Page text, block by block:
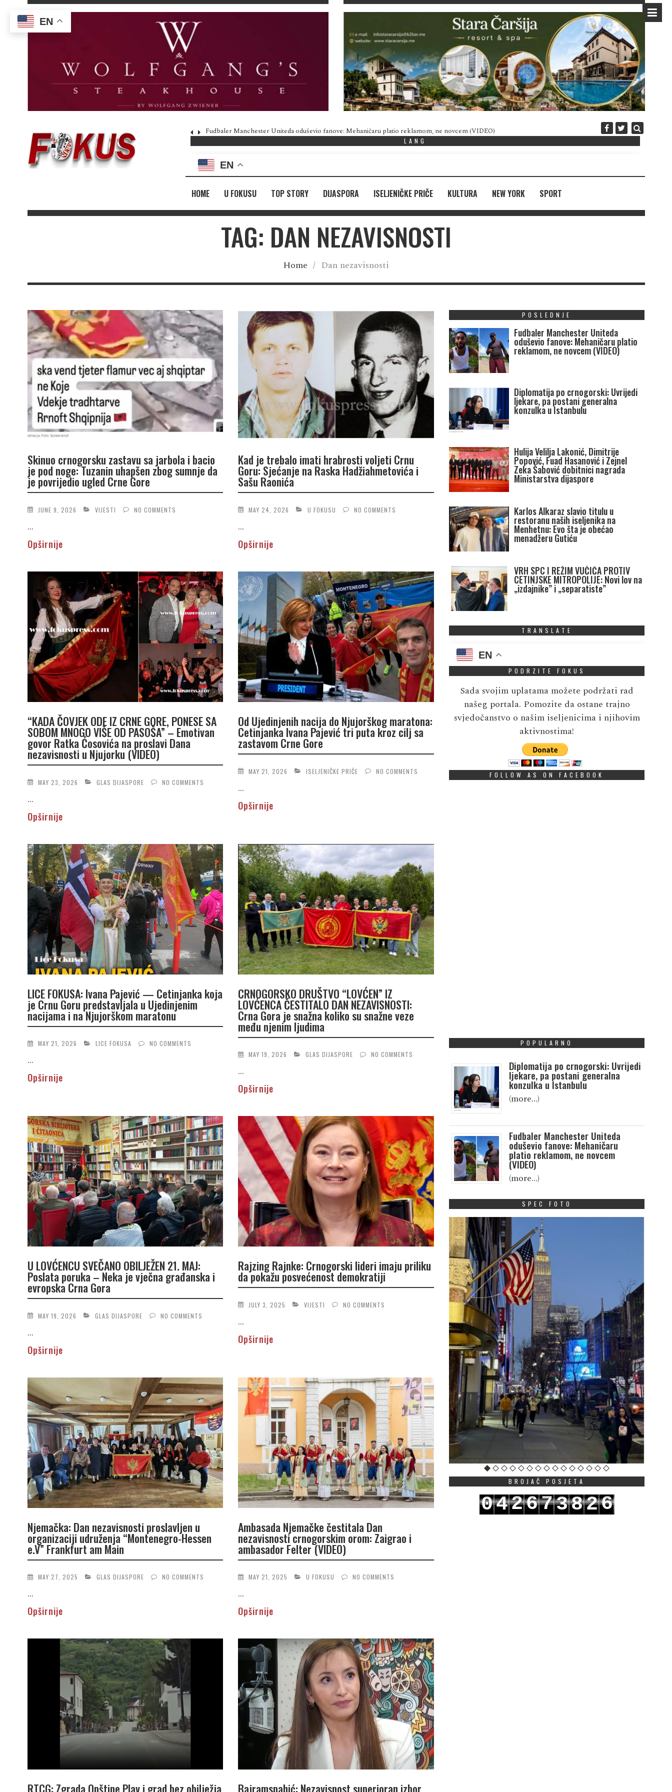
Fudbaler Manchester Uniteda oduševio fanove: Mehaničaru platio reklamom, ne novcem (VIDEO) Diplomatija po
LANG
EN
HOME U FOKUSU TOP STORY DIJASPORA ISELJENIČKE PRIČE KULTURA NEW YORK SPORT
TAG: DAN NEZAVISNOSTI
Home / Dan nezavisnosti
Skinuo crnogorsku zastavu sa jarbola i bacio
je pod noge: Tuzanin uhapšen zbog sumnje da
je povrijedio ugled Crne Gore
JUNE 9, 2026 VIJESTI NO COMMENTS
...
Opširnije
Kad je trebalo imati hrabrosti voljeti Crnu
Goru: Sjećanje na Raska Hadžiahmetovića i
Sašu Raonića
MAY 24, 2026 U FOKUSU NO COMMENTS
...
Opširnije
“KADA ČOVJEK ODE IZ CRNE GORE, PONESE SA
SOBOM MNOGO VIŠE OD PASOŠA” – Emotivan
govor Ratka Ćosovića na proslavi Dana
nezavisnosti u Njujorku (VIDEO)
MAY 23, 2026 GLAS DIJASPORE NO COMMENTS
...
Opširnije
Od Ujedinjenih nacija do Njujorškog maratona:
Cetinjanka Ivana Pajević tri puta kroz cilj sa
zastavom Crne Gore
MAY 21, 2026 ISELJENIČKE PRIČE NO COMMENTS
...
Opširnije
LICE FOKUSA: Ivana Pajević — Cetinjanka koja
je Crnu Goru predstavljala u Ujedinjenim
nacijama i na Njujorškom maratonu
MAY 21, 2026 LICE FOKUSA NO COMMENTS
...
Opširnije
CRNOGORSKO DRUŠTVO “LOVĆEN” IZ
LOVĆENCA ČESTITALO DAN NEZAVISNOSTI:
Crna Gora je snažna koliko su snažne veze
među njenim ljudima
MAY 19, 2026 GLAS DIJASPORE NO COMMENTS
...
Opširnije
U LOVĆENCU SVEČANO OBILJEŽEN 21. MAJ:
Poslata poruka – Neka je vječna građanska i
evropska Crna Gora
MAY 19, 2026 GLAS DIJASPORE NO COMMENTS
...
Opširnije
Rajzing Rajnke: Crnogorski lideri imaju priliku
da pokažu posvećenost demokratiji
JULY 3, 2025 VIJESTI NO COMMENTS
...
Opširnije
Njemačka: Dan nezavisnosti proslavljen u
organizaciji udruženja “Montenegro-Hessen
e.V” Frankfurt am Main
MAY 27, 2025 GLAS DIJASPORE NO COMMENTS
...
Opširnije
Ambasada Njemačke čestitala Dan
nezavisnosti crnogorskim orom: Zaigrao i
ambasador Felter (VIDEO)
MAY 21, 2025 U FOKUSU NO COMMENTS
...
Opširnije
RTCG: Zgrada Opštine Plav i grad bez obilježja Bajramspahić: Nezavisnost superioran izbor,
POSLEDNJE
Fudbaler Manchester Uniteda
oduševio fanove: Mehaničaru platio
reklamom, ne novcem (VIDEO)
Diplomatija po crnogorski: Uvrijedi
ljekare, pa postani generalna
konzulka u Istanbulu
Hulija Velilja Lakonić, Dimitrije
Popović, Fuad Hasanović i Zejnel
Zeka Šabović dobitnici nagrada
Ministarstva dijaspore
Karlos Alkaraz slavio titulu u
restoranu naših iseljenika na
Menhetnu: Evo šta je obećao
menadžeru Gutiću
VRH SPC I REŽIM VUČIĆA PROTIV
CETINJSKE MITROPOLIJE: Novi lov na
„izdajnike” i „separatiste”
TRANSLATE
EN
PODRZITE FOKUS
Sada svojim uplatama možete podržati rad
našeg portala. Pomozite da ostane trajno
svjedočanstvo o našim iseljenicima i njihovim
aktivnostima!
FOLLOW AS ON FACEBOOK
POPULARNO
Diplomatija po crnogorski: Uvrijedi
ljekare, pa postani generalna
konzulka u Istanbulu
(more…)
Fudbaler Manchester Uniteda
oduševio fanove: Mehaničaru
platio reklamom, ne novcem
(VIDEO)
(more…)
SPEC FOTO
BROJAČ POSJETA
042673826
EN